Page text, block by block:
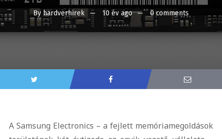
By hardverhirek 10 év ago 0 comments
A Samsung Electronics – a fejlett memóriamegoldások